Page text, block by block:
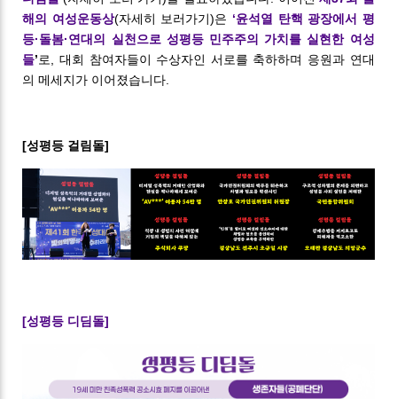
해의 여성운동상(자세히 보러가기)은 ‘윤석열 탄핵 광장에서 평
등·돌봄·연대의 실천으로 성평등 민주주의 가치를 실현한 여성
들’로, 대회 참여자들이 수상자인 서로를 축하하며 응원과 연대
의 메세지가 이어졌습니다.
[성평등 걸림돌]
[성평등 디딤돌]